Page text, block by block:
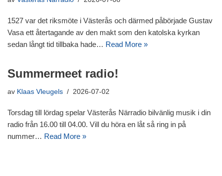
1527 var det riksmöte i Västerås och därmed påbörjade Gustav
Vasa ett återtagande av den makt som den katolska kyrkan
sedan långt tid tillbaka hade… Read More »
Summermeet radio!
av Klaas Vleugels 2026-07-02
Torsdag till lördag spelar Västerås Närradio bilvänlig musik i din
radio från 16.00 till 04.00. Vill du höra en låt så ring in på
nummer… Read More »